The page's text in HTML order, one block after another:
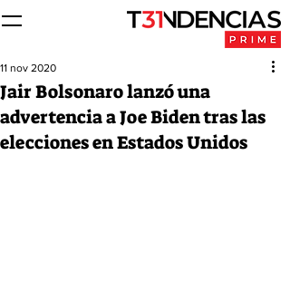
Jair Bolsonaro lanzó una
advertencia a Joe Biden tras las
elecciones en Estados Unidos
11 nov 2020